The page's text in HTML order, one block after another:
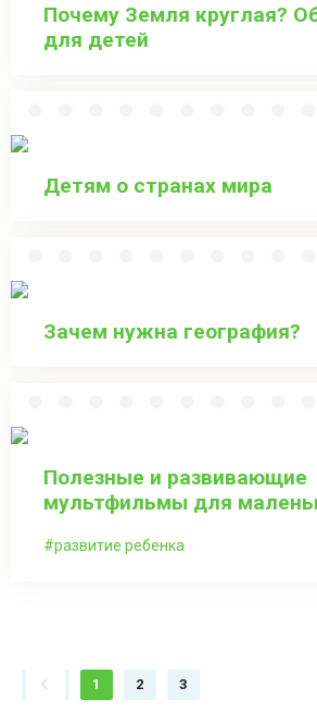
Почему Земля круглая?
для детей
Детям о странах мира
Зачем нужна география?
Полезные и развивающие
мультфильмы для
развитие ребенка
1 2 3